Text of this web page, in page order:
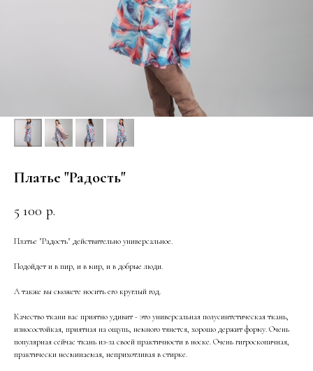
Платье "Радость"
5 100 р.
Платье "Радость" действительно универсальное.
Подойдет и в пир, и в мир, и в добрые люди.
А также вы сможете носить его круглый год.
Качество ткани вас приятно удивит - это универсальная полусинтетическая ткань,
износостойкая, приятная на ощупь, немного тянется, хорошо держит форму. Очень
популярная сейчас ткань из-за своей практичности в носке. Очень гигроскопичная,
практически несминаемая, неприхотливая в стирке.